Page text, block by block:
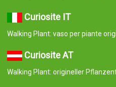
Curiosite IT
Walking Plant: vaso per piante
Curiosite AT
Walking Plant: origineller